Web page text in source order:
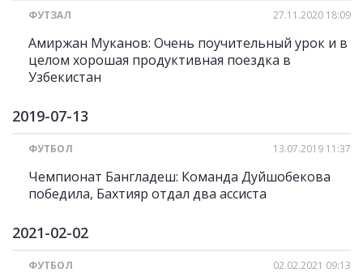
ФУТЗАЛ 27.11.2020 18:09
Амиржан Муканов: Очень поучительный урок и в
целом хорошая продуктивная поездка в
Узбекистан
2019-07-13
ФУТБОЛ 13.07.2019 11:37
Чемпионат Бангладеш: Команда Дуйшобекова
победила, Бахтияр отдал два ассиста
2021-02-02
ФУТБОЛ 02.02.2021 09:13